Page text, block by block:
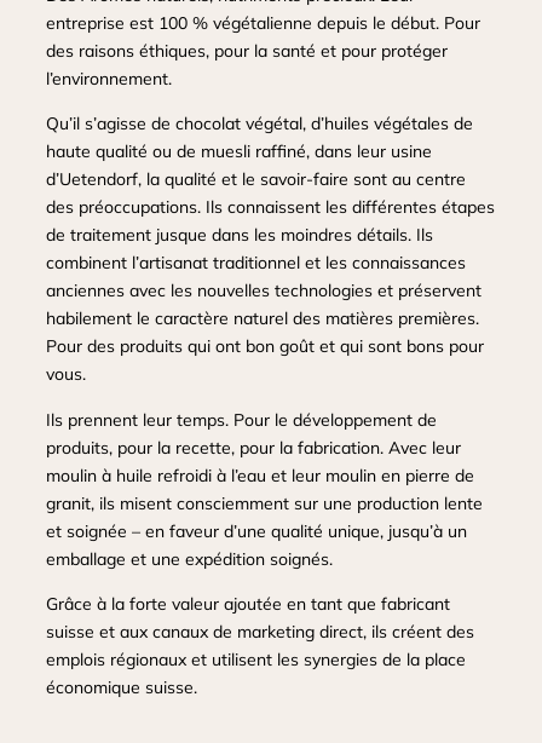
entreprise est 100 % végétalienne depuis le début. Pour
des raisons éthiques, pour la santé et pour protéger
l’environnement.
Qu’il s’agisse de chocolat végétal, d’huiles végétales de
haute qualité ou de muesli raffiné, dans leur usine
d’Uetendorf, la qualité et le savoir-faire sont au centre
des préoccupations. Ils connaissent les différentes étapes
de traitement jusque dans les moindres détails. Ils
combinent l’artisanat traditionnel et les connaissances
anciennes avec les nouvelles technologies et préservent
habilement le caractère naturel des matières premières.
Pour des produits qui ont bon goût et qui sont bons pour
vous.
Ils prennent leur temps. Pour le développement de
produits, pour la recette, pour la fabrication. Avec leur
moulin à huile refroidi à l’eau et leur moulin en pierre de
granit, ils misent consciemment sur une production lente
et soignée – en faveur d’une qualité unique, jusqu’à un
emballage et une expédition soignés.
Grâce à la forte valeur ajoutée en tant que fabricant
suisse et aux canaux de marketing direct, ils créent des
emplois régionaux et utilisent les synergies de la place
économique suisse.